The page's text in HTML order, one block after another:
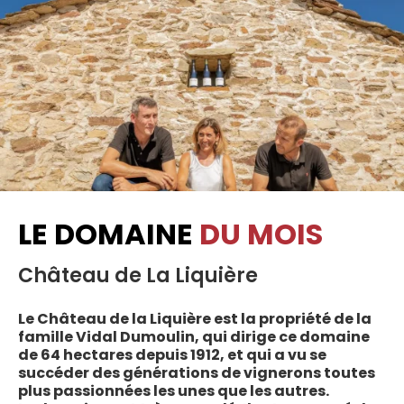
LE DOMAINE DU MOIS
Château de La Liquière
Le Château de la Liquière est la propriété de la
famille Vidal Dumoulin, qui dirige ce domaine
de 64 hectares depuis 1912, et qui a vu se
succéder des générations de vignerons toutes
plus passionnées les unes que les autres.